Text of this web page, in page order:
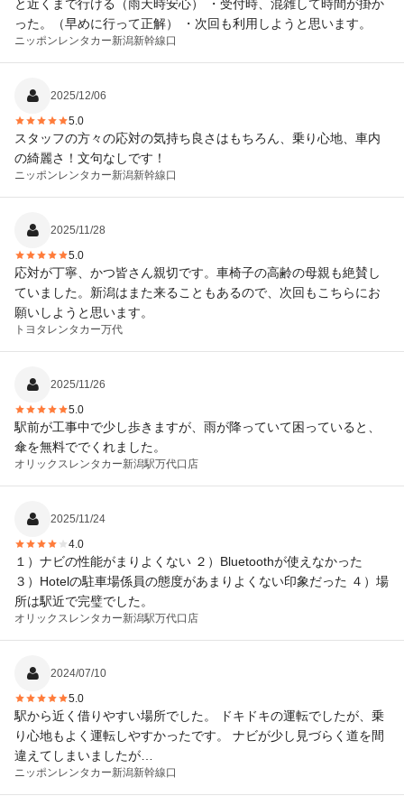
と近くまで行ける（雨天時安心） ・受付時、混雑して時間が掛か
った。（早めに行って正解） ・次回も利用しようと思います。
ニッポンレンタカー新潟新幹線口
2025/12/06
5.0
スタッフの方々の応対の気持ち良さはもちろん、乗り心地、車内
の綺麗さ！文句なしです！
ニッポンレンタカー新潟新幹線口
2025/11/28
5.0
応対が丁寧、かつ皆さん親切です。車椅子の高齢の母親も絶賛し
ていました。新潟はまた来ることもあるので、次回もこちらにお
願いしようと思います。
トヨタレンタカー万代
2025/11/26
5.0
駅前が工事中で少し歩きますが、雨が降っていて困っていると、
傘を無料ででくれました。
オリックスレンタカー新潟駅万代口店
2025/11/24
4.0
１）ナビの性能がまりよくない ２）Bluetoothが使えなかった
３）Hotelの駐車場係員の態度があまりよくない印象だった ４）場
所は駅近で完璧でした。
オリックスレンタカー新潟駅万代口店
2024/07/10
5.0
駅から近く借りやすい場所でした。 ドキドキの運転でしたが、乗
り心地もよく運転しやすかったです。 ナビが少し見づらく道を間
違えてしまいましたが…
ニッポンレンタカー新潟新幹線口